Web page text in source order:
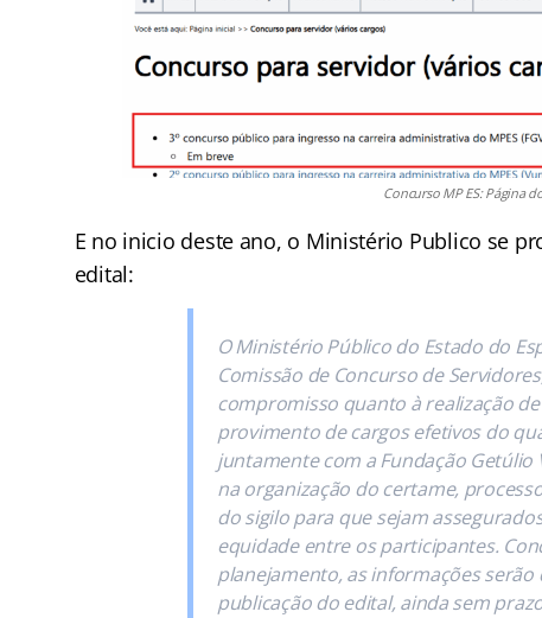
Concurso MP ES: Página
E no inicio deste ano, o Ministério Publico se
edital:
O Ministério Público do Estado do
Comissão de Concurso de
compromisso quanto à realização
provimento de cargos efetivos do
juntamente com a Fundação Getúlio
na organização do certame,
do sigilo para que sejam
equidade entre os participantes.
planejamento, as informações
publicação do edital, ainda sem